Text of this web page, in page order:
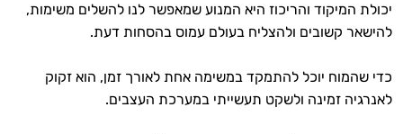
יכולת המיקוד והריכוז היא המנוע שמאפשר לנו להשלים משימות,
להישאר קשובים ולהצליח בעולם עמוס בהסחות דעת.
כדי שהמוח יוכל להתמקד במשימה אחת לאורך זמן, הוא זקוק
לאנרגיה זמינה ולשקט תעשייתי במערכת העצבים.